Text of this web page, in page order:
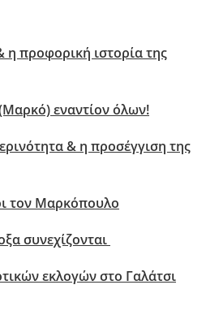
η προφορική ιστορία της
εναντίον όλων!
& η προσέγγιση της
τον Μαρκόπουλο
συνεχίζονται
εκλογών στο Γαλάτσι